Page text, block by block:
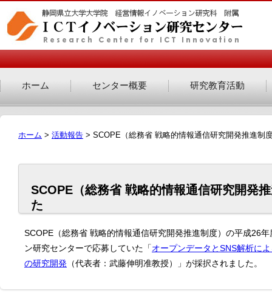
ホーム センター概要 研究教育活動
ホーム > 活動報告 > SCOPE（総務省 戦略的情報通信研究開発推進制
SCOPE（総務省 戦略的情報通信研究開発
た
SCOPE（総務省 戦略的情報通信研究開発推進制度）の平成26
ン研究センターで応募していた「オープンデータとSNS解析に
の研究開発 （代表者：武藤伸明准教授）」が採択されました。